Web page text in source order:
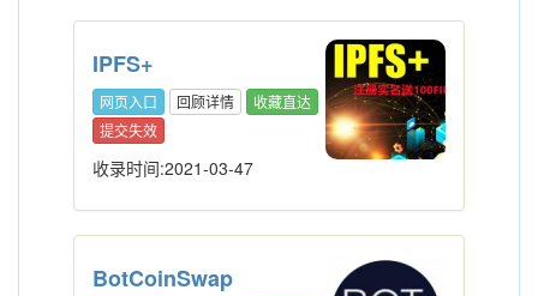
IPFS+
网页入口 回顾详情
收藏直达
提交失效
收录时间:2021-03-47
BotCoinSwap